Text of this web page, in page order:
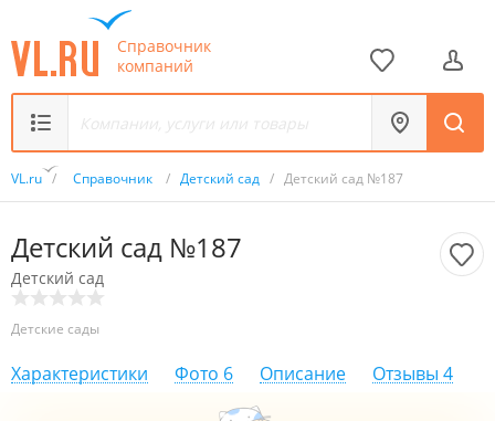
Справочник
компаний
VL.ru / Справочник / Детский сад / Детский сад №187
Детский сад №187
Детский сад
Детские сады
Характеристики Фото 6 Описание Отзывы 4